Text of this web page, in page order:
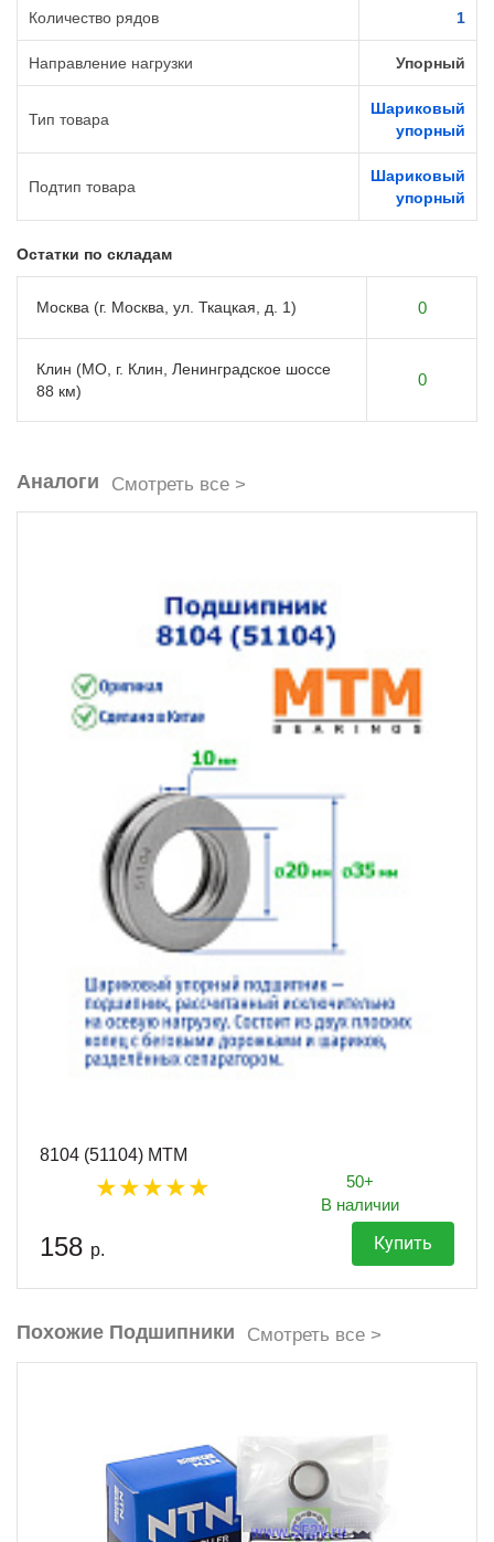
Количество рядов 1
Направление нагрузки Упорный
Тип товара
Шариковый
упорный
Подтип товара
Шариковый
упорный
Остатки по складам
Москва (г. Москва, ул. Ткацкая, д. 1) 0
Клин (МО, г. Клин, Ленинградское шоссе
88 км)
0
Аналоги Смотреть все >
8104 (51104) MTM
50+
В наличии
158 р. Купить
Похожие Подшипники Смотреть все >